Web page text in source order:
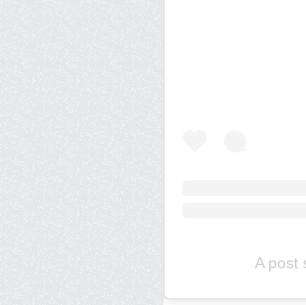
A post